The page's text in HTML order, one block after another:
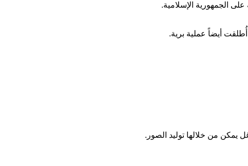
الجمهورية الإسلامية.
أيضاً عملية برية.
يمكن من خلالها توليد الصور.